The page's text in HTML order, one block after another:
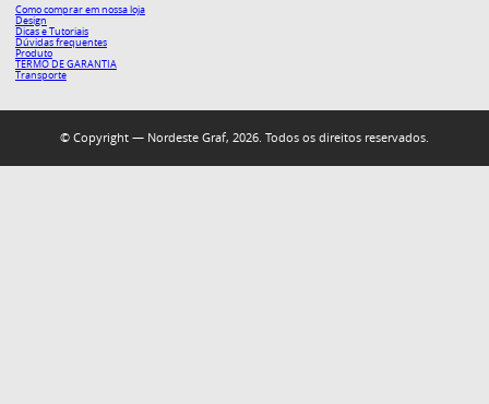
Como comprar em nossa loja
Design
Dicas e Tutoriais
Dúvidas frequentes
Produto
TERMO DE GARANTIA
Transporte
© Copyright — Nordeste Graf, 2026. Todos os direitos reservados.